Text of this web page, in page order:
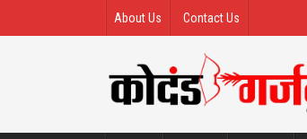
About Us Contact Us